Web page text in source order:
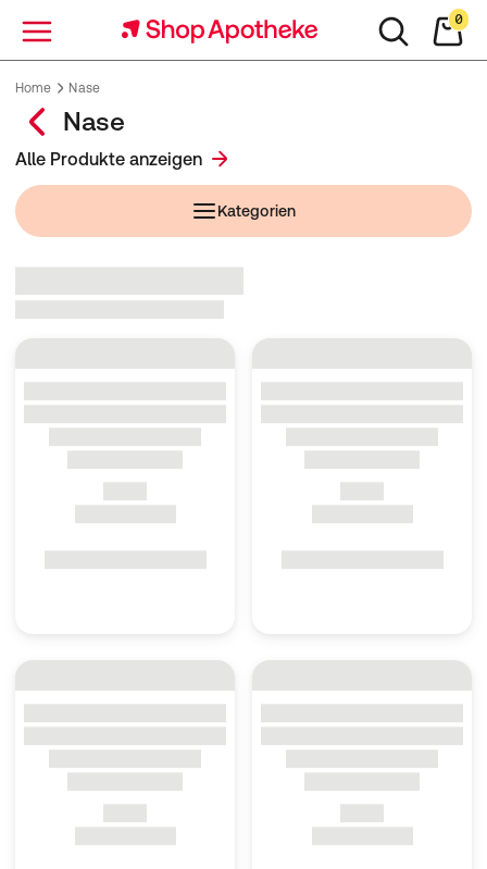
Menü
0
Home Nase
Nase
Alle Produkte anzeigen
Kategorien